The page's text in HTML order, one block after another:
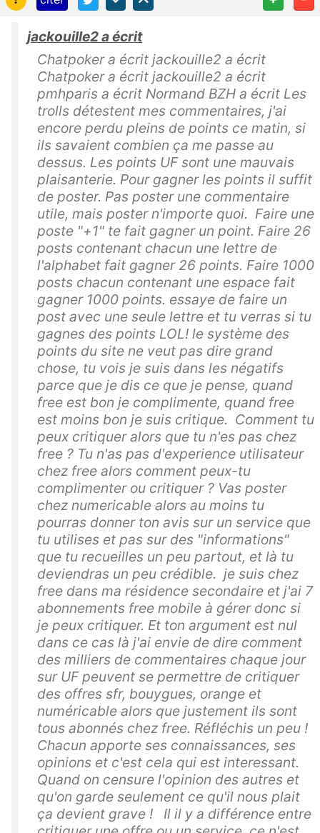
jackouille2 a écrit
Chatpoker a écrit jackouille2 a écrit
Chatpoker a écrit jackouille2 a écrit
pmhparis a écrit Normand BZH a écrit Les
trolls détestent mes commentaires, j'ai
encore perdu pleins de points ce matin, si
ils savaient combien ça me passe au
dessus. Les points UF sont une mauvais
plaisanterie. Pour gagner les points il suffit
de poster. Pas poster une commentaire
utile, mais poster n'importe quoi. Faire une
poste "+1" te fait gagner un point. Faire 26
posts contenant chacun une lettre de
l'alphabet fait gagner 26 points. Faire 1000
posts chacun contenant une espace fait
gagner 1000 points. essaye de faire un
post avec une seule lettre et tu verras si tu
gagnes des points LOL! le système des
points du site ne veut pas dire grand
chose, tu vois je suis dans les négatifs
parce que je dis ce que je pense, quand
free est bon je complimente, quand free
est moins bon je suis critique. Comment tu
peux critiquer alors que tu n'es pas chez
free ? Tu n'as pas d'experience utilisateur
chez free alors comment peux-tu
complimenter ou critiquer ? Vas poster
chez numericable alors au moins tu
pourras donner ton avis sur un service que
tu utilises et pas sur des "informations"
que tu recueilles un peu partout, et là tu
deviendras un peu crédible. je suis chez
free dans ma résidence secondaire et j'ai 7
abonnements free mobile à gérer donc si
je peux critiquer. Et ton argument est nul
dans ce cas là j'ai envie de dire comment
des milliers de commentaires chaque jour
sur UF peuvent se permettre de critiquer
des offres sfr, bouygues, orange et
numéricable alors que justement ils sont
tous abonnés chez free. Réfléchis un peu !
Chacun apporte ses connaissances, ses
opinions et c'est cela qui est interessant.
Quand on censure l'opinion des autres et
qu'on garde seulement ce qu'il nous plait
ça devient grave ! Il il y a différence entre